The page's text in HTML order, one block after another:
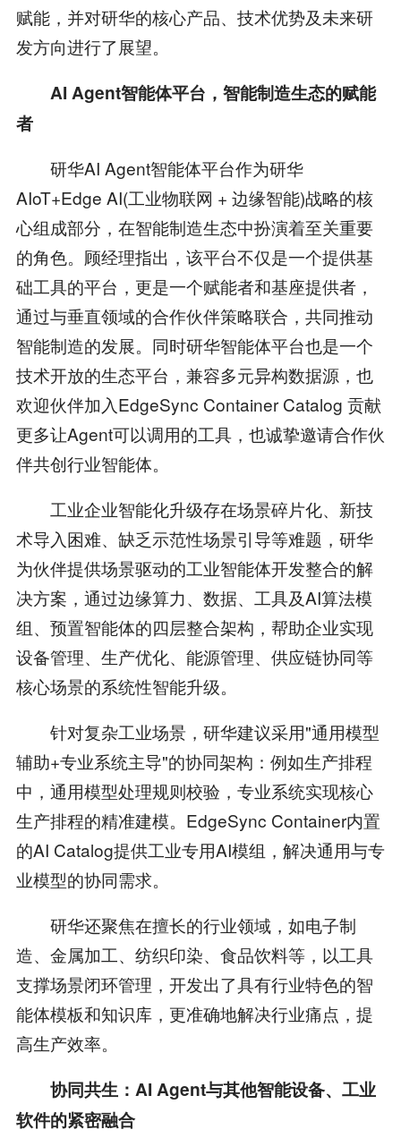
赋能，并对研华的核心产品、技术优势及未来研
发方向进行了展望。
AI Agent智能体平台，智能制造生态的赋能
者
研华AI Agent智能体平台作为研华
AIoT+Edge AI(工业物联网 + 边缘智能)战略的核
心组成部分，在智能制造生态中扮演着至关重要
的角色。顾经理指出，该平台不仅是一个提供基
础工具的平台，更是一个赋能者和基座提供者，
通过与垂直领域的合作伙伴策略联合，共同推动
智能制造的发展。同时研华智能体平台也是一个
技术开放的生态平台，兼容多元异构数据源，也
欢迎伙伴加入EdgeSync Container Catalog 贡献
更多让Agent可以调用的工具，也诚挚邀请合作伙
伴共创行业智能体。
工业企业智能化升级存在场景碎片化、新技
术导入困难、缺乏示范性场景引导等难题，研华
为伙伴提供‌场景驱动的工业智能体开发整合的解
决方案，通过边缘算力、数据、工具及AI算法模
组、预置智能体的四层整合架构，帮助企业实现
设备管理、生产优化、能源管理、供应链协同等
核心场景的系统性智能升级。
针对复杂工业场景，研华建议采用"通用模型
辅助+专业系统主导"的协同架构：例如生产排程
中，通用模型处理规则校验，专业系统实现核心
生产排程的精准建模。EdgeSync Container内置
的AI Catalog提供工业专用AI模组，解决通用与专
业模型的协同需求。
研华还聚焦在擅长的行业领域，如电子制
造、金属加工、纺织印染、食品饮料等，以工具
支撑场景闭环管理，开发出了具有行业特色的智
能体模板和知识库，更准确地解决行业痛点，提
高生产效率。
协同共生：AI Agent与其他智能设备、工业
软件的紧密融合